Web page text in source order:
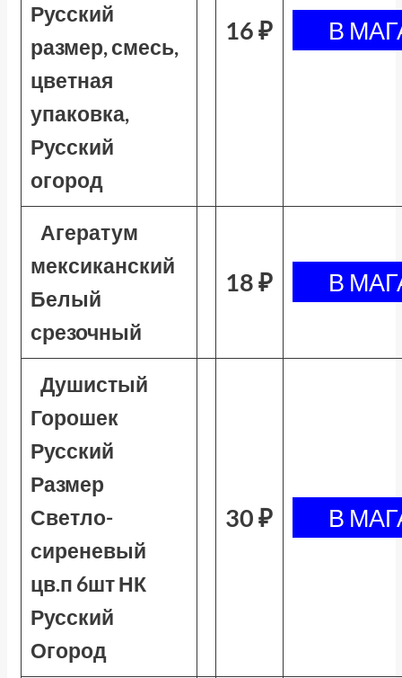
Русский
размер, смесь,
цветная
упаковка,
Русский
огород
16 ₽
Агератум
мексиканский
Белый
срезочный
18 ₽
Душистый
Горошек
Русский
Размер
Светло-
сиреневый
цв.п 6шт НК
Русский
Огород
30 ₽